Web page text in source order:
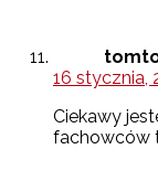
16 stycznia,
Ciekawy
fachowców